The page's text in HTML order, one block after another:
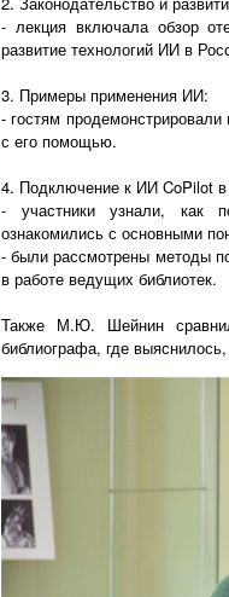
- лекция включала обзор
развитие технологий ИИ в
3. Примеры применения ИИ:
- гостям
с его помощью.
4. Подключение к ИИ CoPilot в
- участники узнали, как
ознакомились с основными
- были рассмотрены методы
в работе ведущих библиотек.
Также М.Ю. Шейнин
библиографа, где